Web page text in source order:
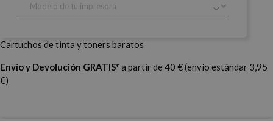
Cartuchos de tinta y toners baratos
Envío y Devolución GRATIS* a partir de 40 € (envío estándar 3,95
€)